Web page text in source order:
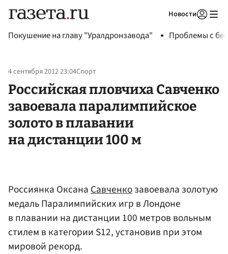
Новости
Покушение на главу "Уралдронзавода" Проблемы с
4 сентября 2012 23:04Спорт
Российская пловчиха Савченко
завоевала паралимпийское
золото в плавании
на дистанции 100 м
Россиянка ОксанаСавченкозавоевала золотую
медаль Паралимпийских игр в Лондоне
в плавании на дистанции 100 метров вольным
стилем в категории S12, установив при этом
мировой рекорд.